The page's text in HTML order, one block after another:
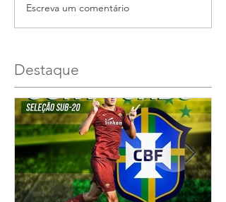
Escreva um comentário
Destaque